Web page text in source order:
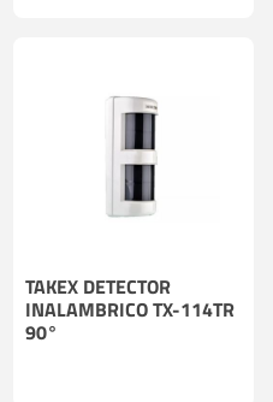
TAKEX DETECTOR
INALAMBRICO TX-114TR
90°